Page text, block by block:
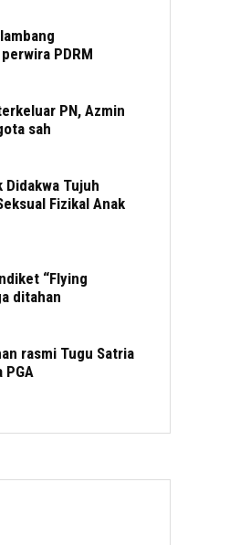
PDRM
PN, Azmin
sah
Tujuh
Fizikal Anak
“Flying
ditahan
rasmi Tugu Satria
PGA